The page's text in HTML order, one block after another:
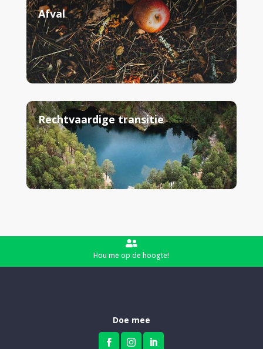
Afval
Rechtvaardige transitie

Hou me op de hoogte!
Doe mee
  